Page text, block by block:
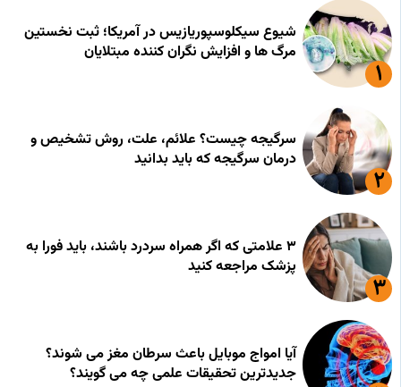
شیوع سیکلوسپوریازیس در آمریکا؛ ثبت نخستین
مرگ ها و افزایش نگران کننده مبتلایان
سرگیجه چیست؟ علائم، علت، روش تشخیص و
درمان سرگیجه که باید بدانید
۳ علامتی که اگر همراه سردرد باشند، باید فورا به
پزشک مراجعه کنید
آیا امواج موبایل باعث سرطان مغز می شوند؟
جدیدترین تحقیقات علمی چه می گویند؟